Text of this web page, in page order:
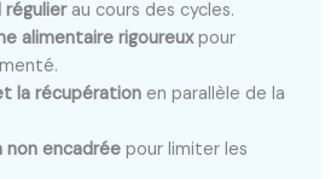
régulierau cours des cycles.
alimentaire rigoureuxpour
la récupération en parallèle de la
encadrée pour limiter les